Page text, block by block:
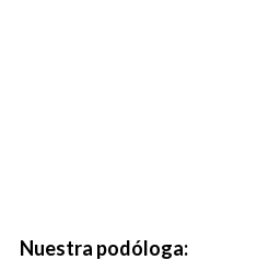
Nuestra podóloga: